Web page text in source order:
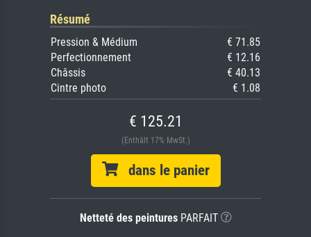
Résumé
Pression & Médium
€ 71.85
Perfectionnement
€ 12.16
Châssis
€ 40.13
Cintre photo
€ 1.08
€ 125.21
(Enthält 17% MwSt.)
dans le panier
Netteté des peinturesPARFAIT